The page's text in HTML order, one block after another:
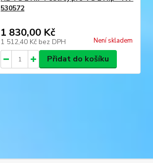
530572
1 830,00 Kč
1 512,40 Kč bez DPH Není skladem
Přidat do košíku